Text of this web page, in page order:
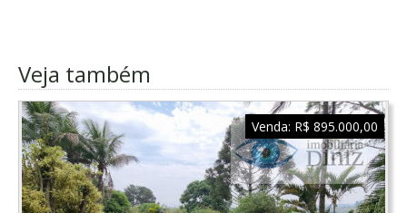
Veja também
Venda: R$ 895.000,00